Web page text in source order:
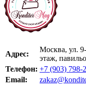
Адрес:
Москва, ул.
этаж,
Телефон: +7 (903) 798-
Email: